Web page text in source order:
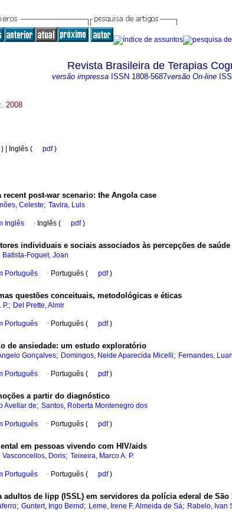
Revista Brasileira de Terapias
versão impressa ISSN 1808-5687versão On-line
2008
) | Inglês ( pdf)
post-war scenario: the Angola case
Celeste; Tavira, Luis
Inglês · Inglês ( pdf)
individuais e sociais associados às percepções de
Batista-Foguet, Joan
Português · Português ( pdf)
questões conceituais, metodológicas e éticas
P.; Del Prette, Almir
Português · Português ( pdf)
de ansiedade: um estudo exploratório
Gonçalves; Domingos, Neide Aparecida Micelli; Fernandes,
Português · Português ( pdf)
a partir do diagnóstico
Avellar de; Santos, Roberta Montenegro dos
Português · Português ( pdf)
em pessoas vivendo com HIV/aids
Vasconcellos, Doris; Teixeira, Marco A. P.
Português · Português ( pdf)
adultos de lipp (ISSL) em servidores da polícia ederal de São
; Guntert, Ingo Bernd ; Leme, Irene F. Almeida de Sá; Rabelo, Ivan